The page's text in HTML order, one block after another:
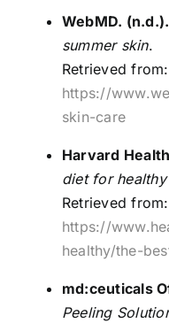
WebMD. (n.d.).
summer skin.
Retrieved from:
https://
skin-care
Harvard
diet for
Retrieved from:
https://
healthy/the-
md:ceuticals
Peeling